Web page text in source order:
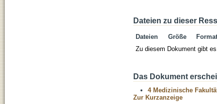
Dateien zu dieser
Dateien Größe
Format
Zu diesem Dokument gibt
Das Dokument
4 Medizinische
Zur Kurzanzeige